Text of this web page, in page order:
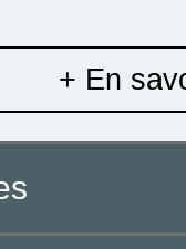
+ En